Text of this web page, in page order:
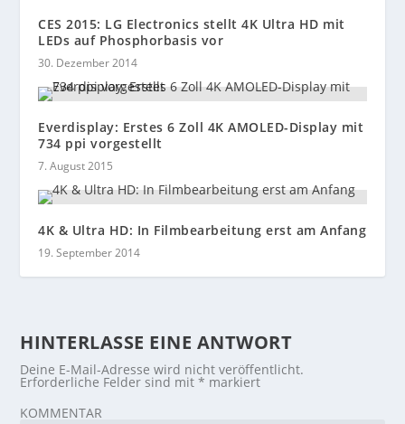
CES 2015: LG Electronics stellt 4K Ultra HD mit
LEDs auf Phosphorbasis vor
30. Dezember 2014
Everdisplay: Erstes 6 Zoll 4K AMOLED-Display mit
734 ppi vorgestellt
7. August 2015
4K & Ultra HD: In Filmbearbeitung erst am Anfang
19. September 2014
HINTERLASSE EINE ANTWORT
Deine E-Mail-Adresse wird nicht veröffentlicht.
Erforderliche Felder sind mit* markiert
KOMMENTAR